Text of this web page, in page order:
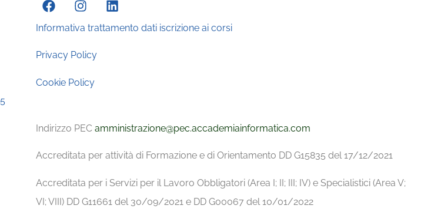
Informativa trattamento dati iscrizione ai corsi
Privacy Policy
Cookie Policy
Indirizzo PEC amministrazione@pec.accademiainformatica.com
Accreditata per attività di Formazione e di Orientamento DD G15835 del 17/12/2021
Accreditata per i Servizi per il Lavoro Obbligatori (Area I; II; III; IV) e Specialistici (Area V;
VI; VIII) DD G11661 del 30/09/2021 e DD G00067 del 10/01/2022